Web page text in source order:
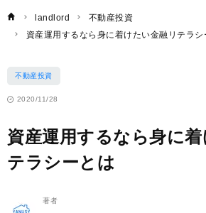
landlord
不動産投資
資産運用するなら身に着けたい金融リテラシ
不動産投資
2020/11/28
資産運用するなら身に着
テラシーとは
著者